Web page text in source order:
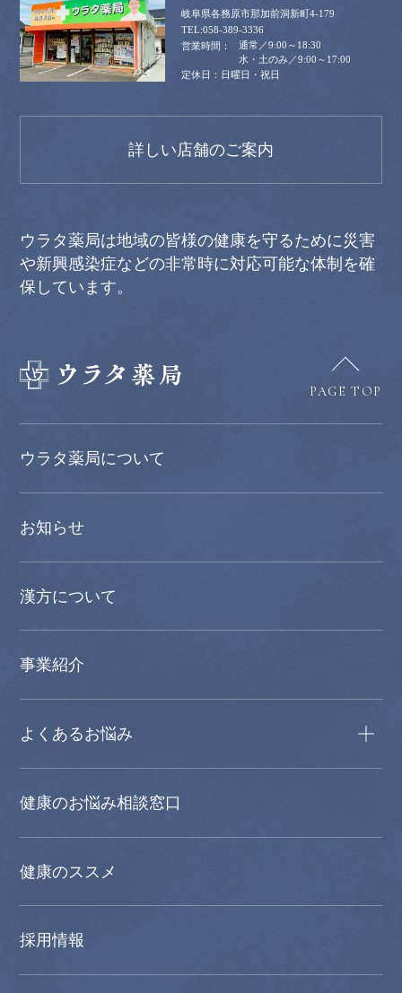
岐阜県各務原市那加前洞新町4-179
058-389-3336
通常／9:00～18:30
水・土のみ／9:00～17:00
日曜日・祝日
詳しい店舗のご案内
ウラタ薬局は地域の皆様の健康を守るために災害
や新興感染症などの非常時に対応可能な体制を確
保しています。
PAGE TOP
ウラタ薬局について
お知らせ
漢方について
事業紹介
よくあるお悩み
健康のお悩み相談窓口
健康のススメ
採用情報